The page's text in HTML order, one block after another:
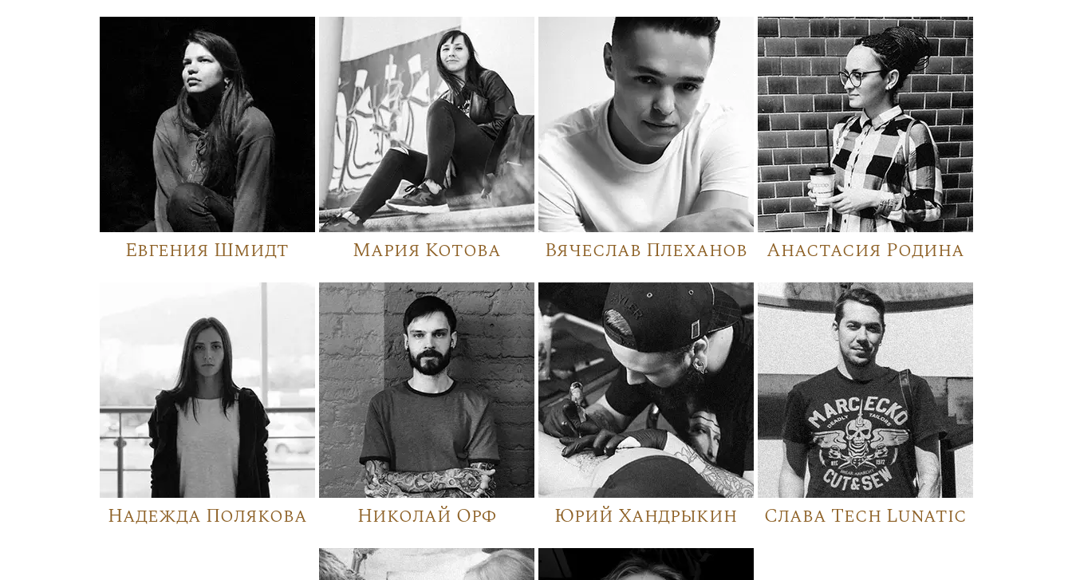
Евгения Шмидт Мария Котова Вячеслав Плеханов Анастасия Родина
Надежда Полякова Николай Орф Юрий Хандрыкин Слава Tech Lunatic